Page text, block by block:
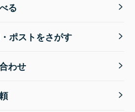
る
ポストをさがす
わせ